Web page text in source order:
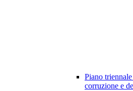
Piano
corruzione e